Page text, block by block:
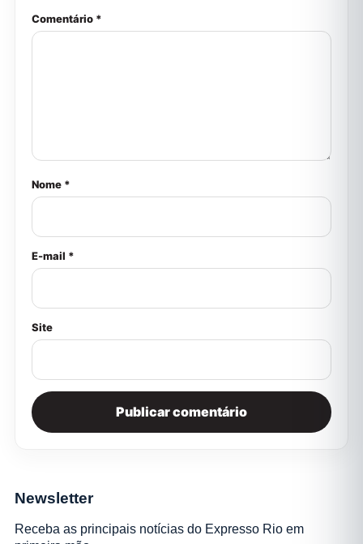
Comentário *
Nome *
E-mail *
Site
Newsletter
Receba as principais notícias do Expresso Rio em